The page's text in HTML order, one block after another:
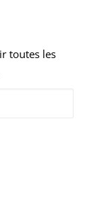
toutes les